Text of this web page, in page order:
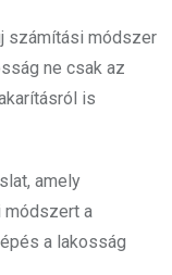
számítási módszer
ne csak az
is
amely
módszert a
a lakosság